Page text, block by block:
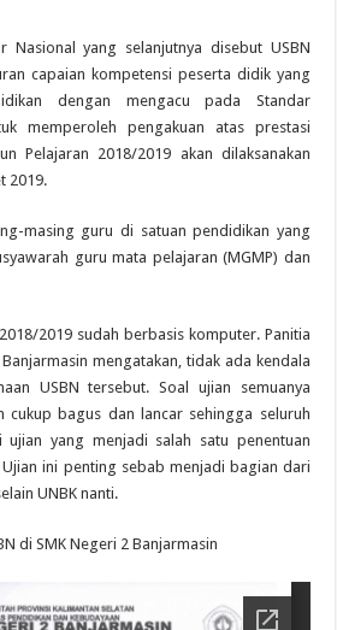
Nasional yang selanjutnya disebut USBN
capaian kompetensi peserta didik yang
dengan mengacu pada Standar
memperoleh pengakuan atas prestasi
Pelajaran 2018/2019 akan dilaksanakan
2019.
masing guru di satuan pendidikan yang
guru mata pelajaran (MGMP) dan
2019 sudah berbasis komputer. Panitia
mengatakan, tidak ada kendala
USBN tersebut. Soal ujian semuanya
cukup bagus dan lancar sehingga seluruh
yang menjadi salah satu penentuan
Ujian ini penting sebab menjadi bagian dari
UNBK nanti.
di SMK Negeri 2 Banjarmasin